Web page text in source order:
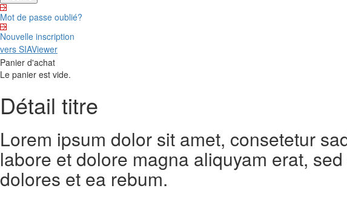
Mot de passe oublié?
Nouvelle inscription
vers SIAViewer
Panier d'achat
Le panier est vide.
Détail titre
Lorem ipsum dolor sit amet, consetetur
labore et dolore magna aliquyam erat,
dolores et ea rebum.